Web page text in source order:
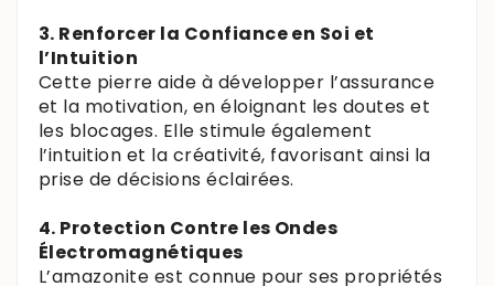
3. Renforcer la Confiance en Soi et
l’Intuition
Cette pierre aide à développer l’assurance
et la motivation, en éloignant les doutes et
les blocages. Elle stimule également
l’intuition et la créativité, favorisant ainsi la
prise de décisions éclairées.
4. Protection Contre les Ondes
Électromagnétiques
L’amazonite est connue pour ses propriétés